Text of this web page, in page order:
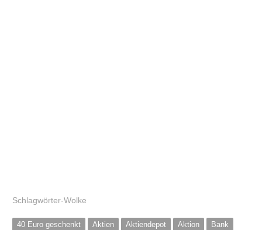
Schlagwörter-Wolke
40 Euro geschenkt Aktien Aktiendepot Aktion
Bank